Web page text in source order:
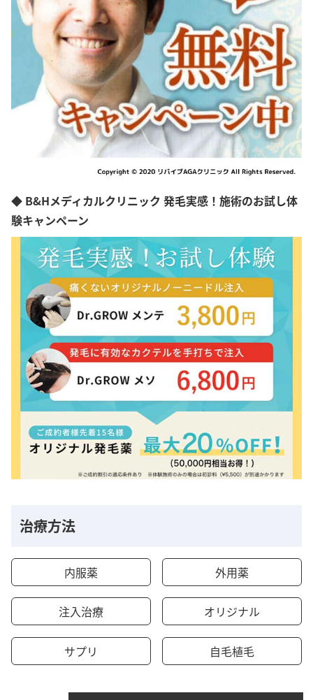
◆ B&Hメディカルクリニック 発毛実感！施術のお試し体
験キャンペーン
治療方法
内服薬 外用薬
注入治療 オリジナル
サプリ 自毛植毛